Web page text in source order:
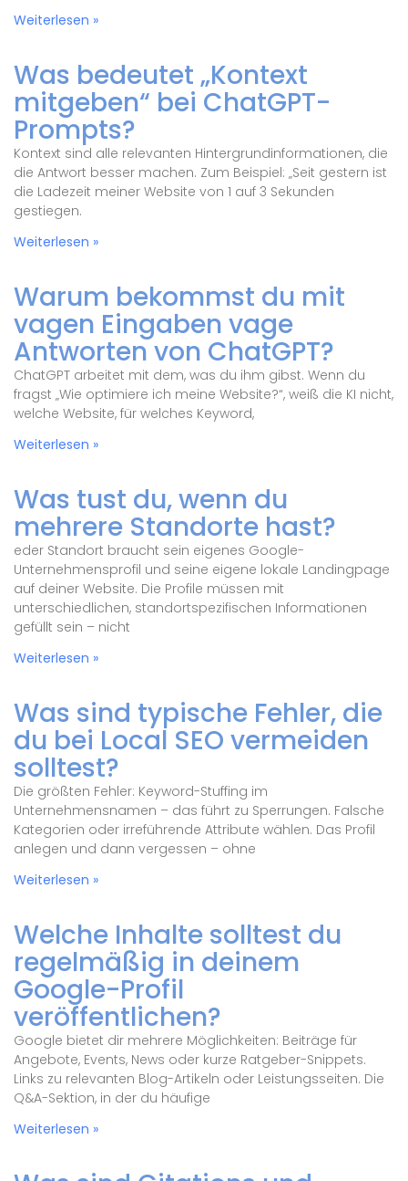
Weiterlesen »
Was bedeutet „Kontext
mitgeben“ bei ChatGPT-
Prompts?
Kontext sind alle relevanten Hintergrundinformationen, die
die Antwort besser machen. Zum Beispiel: „Seit gestern ist
die Ladezeit meiner Website von 1 auf 3 Sekunden
gestiegen.
Weiterlesen »
Warum bekommst du mit
vagen Eingaben vage
Antworten von ChatGPT?
ChatGPT arbeitet mit dem, was du ihm gibst. Wenn du
fragst „Wie optimiere ich meine Website?“, weiß die KI nicht,
welche Website, für welches Keyword,
Weiterlesen »
Was tust du, wenn du
mehrere Standorte hast?
eder Standort braucht sein eigenes Google-
Unternehmensprofil und seine eigene lokale Landingpage
auf deiner Website. Die Profile müssen mit
unterschiedlichen, standortspezifischen Informationen
gefüllt sein – nicht
Weiterlesen »
Was sind typische Fehler, die
du bei Local SEO vermeiden
solltest?
Die größten Fehler: Keyword-Stuffing im
Unternehmensnamen – das führt zu Sperrungen. Falsche
Kategorien oder irreführende Attribute wählen. Das Profil
anlegen und dann vergessen – ohne
Weiterlesen »
Welche Inhalte solltest du
regelmäßig in deinem
Google-Profil
veröffentlichen?
Google bietet dir mehrere Möglichkeiten: Beiträge für
Angebote, Events, News oder kurze Ratgeber-Snippets.
Links zu relevanten Blog-Artikeln oder Leistungsseiten. Die
Q&A-Sektion, in der du häufige
Weiterlesen »